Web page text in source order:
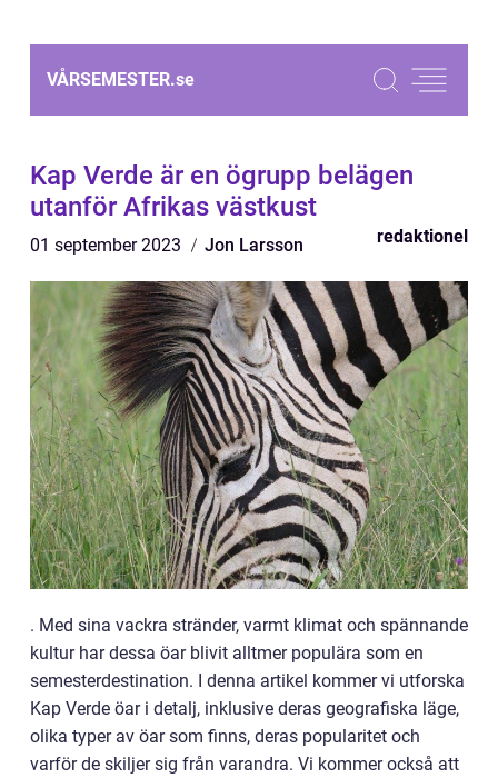
VÅRSEMESTER.se
Kap Verde är en ögrupp belägen
utanför Afrikas västkust
01 september 2023 Jon Larsson redaktionel
. Med sina vackra stränder, varmt klimat och spännande
kultur har dessa öar blivit alltmer populära som en
semesterdestination. I denna artikel kommer vi utforska
Kap Verde öar i detalj, inklusive deras geografiska läge,
olika typer av öar som finns, deras popularitet och
varför de skiljer sig från varandra. Vi kommer också att